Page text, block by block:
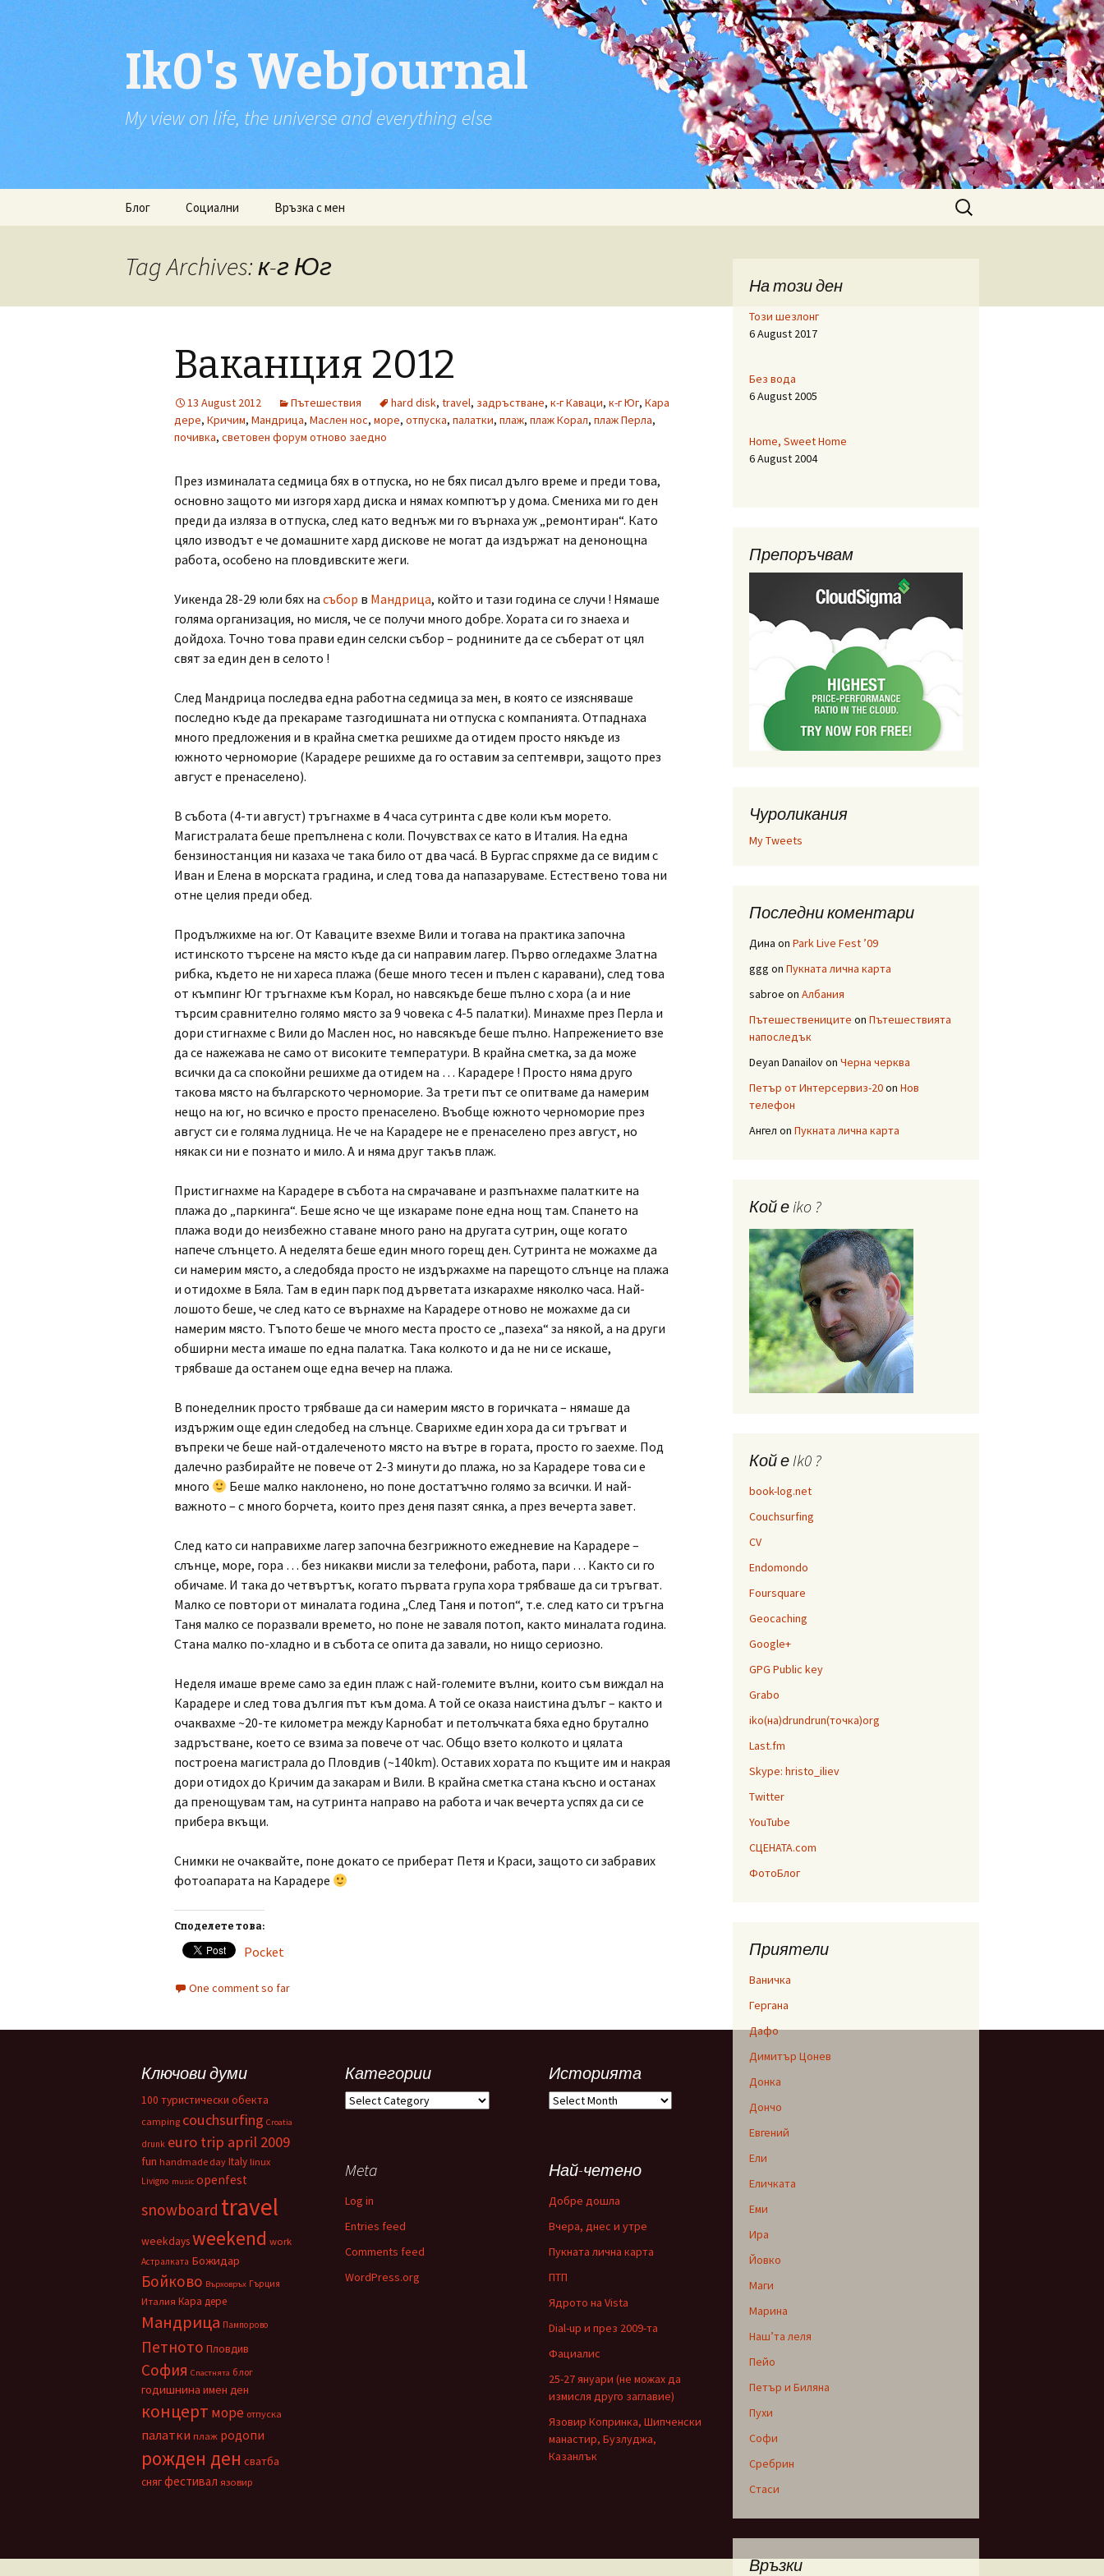
Ik0's WebJournal
My view on life, the universe and everything else
Блог
RSS коментари
Социални
Google+
Връзка с мен
Search
for:
Tag Archives: к-г Юг
Ваканция 2012
13 August 2012 Пътешествия hard disk, travel, задръстване, к-г Каваци, к-г Юг, Кара
дере, Кричим, Мандрица, Маслен нос, море, отпуска, палатки, плаж, плаж Корал, плаж Перла,
почивка, световен форум отново заедно
През изминалата седмица бях в отпуска, но не бях писал дълго време и преди това,
основно защото ми изгоря хард диска и нямах компютър у дома. Смениха ми го ден
преди да изляза в отпуска, след като веднъж ми го върнаха уж „ремонтиран“. Като
цяло изводът е че домашните хард дискове не могат да издържат на денонощна
работа, особено на пловдивските жеги.
Уикенда 28-29 юли бях на събор в Мандрица, който и тази година се случи ! Нямаше
голяма организация, но мисля, че се получи много добре. Хората си го знаеха и
дойдоха. Точно това прави един селски събор – роднините да се съберат от цял
свят за един ден в селото !
След Мандрица последва една работна седмица за мен, в която се изясняваше
последно къде да прекараме тазгодишната ни отпуска с компанията. Отпаднаха
много предложения и в крайна сметка решихме да отидем просто някъде из
южното черноморие (Карадере решихме да го оставим за септември, защото през
август е пренаселено).
В събота (4-ти август) тръгнахме в 4 часа сутринта с две коли към морето.
Магистралата беше препълнена с коли. Почувствах се като в Италия. На една
бензиностанция ни казаха че така било от два часá. В Бургас спряхме да се видим с
Иван и Елена в морската градина, и след това да напазаруваме. Естествено това ни
отне целия преди обед.
Продължихме на юг. От Каваците взехме Вили и тогава на практика започна
истинското търсене на място къде да си направим лагер. Първо огледахме Златна
рибка, където не ни хареса плажа (беше много тесен и пълен с каравани), след това
от къмпинг Юг тръгнахме към Корал, но навсякъде беше пълно с хора (а и ние
търсим сравнително голямо място за 9 човека с 4-5 палатки). Минахме през Перла и
дори стигнахме с Вили до Маслен нос, но навсякъде беше пълно. Напрежението взе
да се нажежава не само от високите температури. В крайна сметка, за да може
всички да са спокойни решихме да отидем на … Карадере ! Просто няма друго
такова място на българското черноморие. За трети път се опитваме да намерим
нещо на юг, но всичко е просто пренаселено. Въобще южното черноморие през
август си е голяма лудница. Не че на Карадере не е пренаселено през август, но
някак си ни е познато и мило. А и няма друг такъв плаж.
Пристигнахме на Карадере в събота на смрачаване и разпънахме палатките на
плажа до „паркинга“. Беше ясно че ще изкараме поне една нощ там. Спането на
плажа води до неизбежно ставане много рано на другата сутрин, още когато
напече слънцето. А неделята беше един много горещ ден. Сутринта не можахме да
си намерим място, а следобяда просто не издържахме на парещото слънце на плажа
и отидохме в Бяла. Там в един парк под дърветата изкарахме няколко часа. Най-
лошото беше, че след като се върнахме на Карадере отново не можахме да си
намерим място. Тъпото беше че много места просто се „пазеха“ за някой, а на други
обширни места имаше по една палатка. Така колкото и да не ни се искаше,
трябваше да останем още една вечер на плажа.
В понеделник просто трябваше да си намерим място в горичката – нямаше да
издържим още един следобед на слънце. Сварихме един хора да си тръгват и
въпреки че беше най-отдалеченото място на вътре в гората, просто го заехме. Под
далечно разбирайте не повече от 2-3 минути до плажа, но за Карадере това си е
много
Беше малко наклонено, но поне достатъчно голямо за всички. И най-
важното – с много борчета, които през деня пазят сянка, а през вечерта завет.
След като си направихме лагер започна безгрижното ежедневие на Карадере –
слънце, море, гора … без никакви мисли за телефони, работа, пари … Както си го
обичаме. И така до четвъртък, когато първата група хора трябваше да си тръгват.
Малко се повтори от миналата година „След Таня и потоп“, т.е. след като си тръгна
Таня малко се поразвали времето, но поне не заваля потоп, както миналата година.
Стана малко по-хладно и в събота се опита да завали, но нищо сериозно.
Неделя имаше време само за един плаж с най-големите вълни, които съм виждал на
Карадере и след това дългия път към дома. А той се оказа наистина дълъг – както и
очаквахме ~20-те километра между Карнобат и петолъчката бяха едно брутално
задръстване, което се взима за повече от час. Общо взето колкото и цялата
построена магистрала до Пловдив (~140km). Оставих хората по къщите им и накрая
дори отидох до Кричим да закарам и Вили. В крайна сметка стана късно и останах
да пренощувам там, на сутринта направо на работа и чак вечерта успях да си се
прибера вкъщи.
Снимки не очаквайте, поне докато се приберат Петя и Краси, защото си забравих
фотоапарата на Карадере
Споделете това:
Pocket
One comment so far
На този ден
Този шезлонг
6 August 2017
Без вода
6 August 2005
Home, Sweet Home
6 August 2004
Препоръчвам
Чуроликания
My Tweets
Последни коментари
Дина on Park Live Fest ’09
ggg on Пукната лична карта
sabroe on Албания
Пътешествениците on Пътешествията
напоследък
Deyan Danailovon Черна черква
Петър от Интерсервиз-20on Нов
телефон
Ангел on Пукната лична карта
Кой е iko ?
Кой е Ik0 ?
book-log.net
Couchsurfing
CV
Endomondo
Foursquare
Geocaching
Google+
GPG Public key
Grabo
iko(на)drundrun(точка)org
Last.fm
Skype: hristo_iliev
Twitter
YouTube
СЦЕНАТА.com
ФотоБлог
Приятели
Ваничка
Гергана
Дафо
Димитър Цонев
Донка
Дончо
Евгений
Ели
Еличката
Еми
Ира
Йовко
Маги
Марина
Наш’та леля
Пейо
Петър и Биляна
Пухи
Софи
Сребрин
Стаси
Връзки
Ключови думи
100 туристически обекта
camping couchsurfing Croatia
drunk euro trip april 2009
fun handmade day Italy linux
Livigno music openfest
snowboard travel
weekdaysweekend work
Астралката Божидар
Бойково Върховръх Гърция
Италия Кара дере
Мандрица Пампорово
Петното Пловдив
София Спастнята блог
годишнина имен ден
концерт море отпуска
палатки плаж родопи
рожден ден сватба
снягфестивал язовир
Категории
Категории
Историята
Историята
Meta
Log in
Entries feed
Comments feed
WordPress.org
Най-четено
Добре дошла
Вчера, днес и утре
Пукната лична карта
ПТП
Ядрото на Vista
Dial-up и през 2009-та
Фациалис
25-27 януари (не можах да
измисля друго заглавие)
Язовир Копринка, Шипченски
манастир, Бузлуджа,
Казанлък